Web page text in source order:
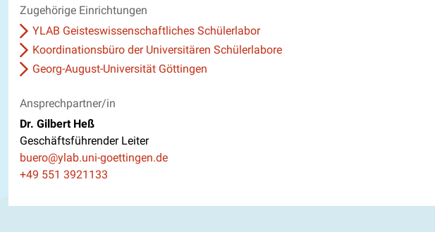
Zugehörige Einrichtungen
YLAB Geisteswissenschaftliches Schülerlabor
Koordinationsbüro der Universitären Schülerlabore
Georg-August-Universität Göttingen
Ansprechpartner/in
Dr. Gilbert Heß
Geschäftsführender Leiter
E-Mail
buero@ylab.uni-goettingen.de
Telefon
+49 551 3921133